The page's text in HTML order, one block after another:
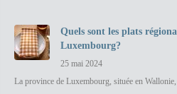
Quels sont les plats
Luxembourg?
25 mai 2024
La province de Luxembourg, située en Wallonie,